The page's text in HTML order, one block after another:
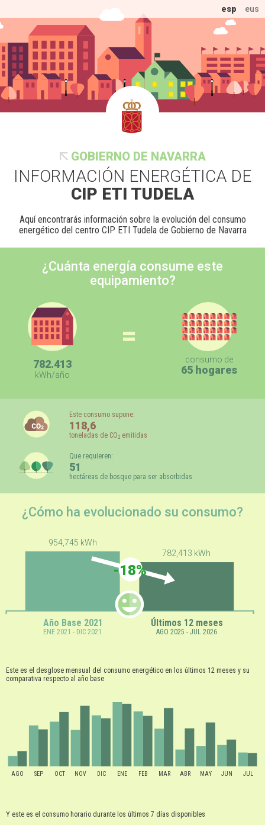
esp eus
GOBIERNO DE NAVARRA
INFORMACIÓN ENERGÉTICA DE
CIP ETI TUDELA
Aquí encontrarás información sobre la evolución del consumo
energético del centro CIP ETI Tudela de Gobierno de Navarra
¿Cuánta energía consume este
equipamiento?
782.413
kWh/año
consumo de
65 hogares
Este consumo supone:
118,6
toneladas de CO2emitidas
Que requieren:
51
hectáreas de bosque para ser absorbidas
¿Cómo ha evolucionado su consumo?
Año Base 2021 Últimos 12 meses
ENE 2021 - DIC 2021 AGO 2025 - JUL 2026
954,745 kWh
782,413 kWh
-18%
Este es el desglose mensual del consumo energético en los últimos 12 meses y su
comparativa respecto al año base
AGO SEP OCT NOV DIC ENE FEB MAR ABR MAY JUN JUL
Y este es el consumo horario durante los últimos 7 días disponibles